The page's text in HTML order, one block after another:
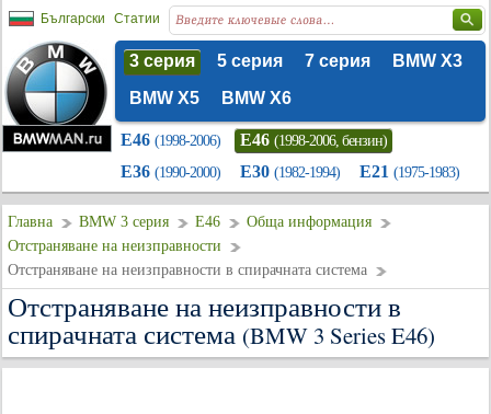
Български Статии
3 серия 5 серия 7 серия
BMW X3
BMW X5
BMW X6
E46 (1998-2006) E46 (1998-2006, бензин)
E36 (1990-2000) E30 (1982-1994) E21 (1975-1983)
Главна BMW 3 серия E46
Обща информация
Отстраняване на неизправности
Отстраняване на неизправности в спирачната система
Отстраняване на неизправности в
спирачната система (BMW 3 Series E46)